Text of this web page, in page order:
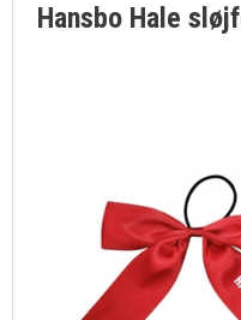
Hansbo Hale